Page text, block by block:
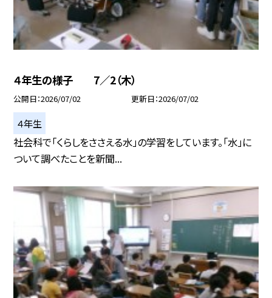
４年生の様子 7／2（木）
公開日 2026/07/02 更新日 2026/07/02
４年生
社会科で「くらしをささえる水」の学習をしています。「水」に
ついて調べたことを新聞...